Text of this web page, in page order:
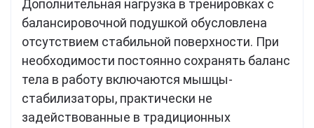
Дополнительная нагрузка в тренировках с
балансировочной подушкой обусловлена
отсутствием стабильной поверхности. При
необходимости постоянно сохранять баланс
тела в работу включаются мышцы-
стабилизаторы, практически не
задействованные в традиционных